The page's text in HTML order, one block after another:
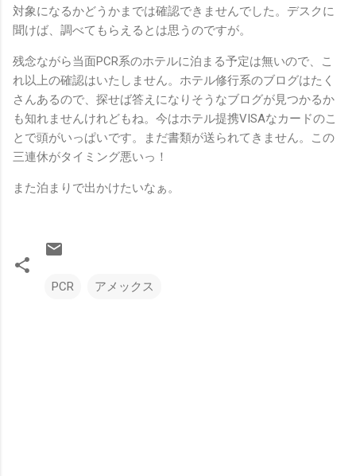
対象になるかどうかまでは確認できませんでした。デスクに
聞けば、調べてもらえるとは思うのですが。
残念ながら当面PCR系のホテルに泊まる予定は無いので、こ
れ以上の確認はいたしません。ホテル修行系のブログはたく
さんあるので、探せば答えになりそうなブログが見つかるか
も知れませんけれどもね。今はホテル提携VISAなカードのこ
とで頭がいっぱいです。まだ書類が送られてきません。この
三連休がタイミング悪いっ！
また泊まりで出かけたいなぁ。
PCR アメックス